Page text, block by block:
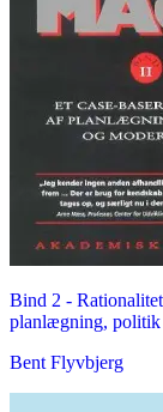
Bind 2 -
planlægning, politik
Bent Flyvbjerg